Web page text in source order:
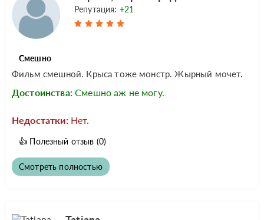
Репутация: +21
Смешно
Фильм смешной. Крыса тоже монстр. Жырный мочет.
Достоинства: Смешно аж не могу.
Недостатки: Нет.
👍 Полезный отзыв (0)
Смотреть полностью